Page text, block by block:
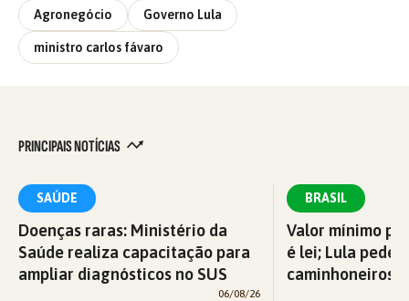
Agronegócio Governo Lula
ministro carlos fávaro
PRINCIPAIS NOTÍCIAS
SAÚDE
Doenças raras: Ministério da
Saúde realiza capacitação para
ampliar diagnósticos no SUS
06/08/26
BRASIL
Valor mínimo
é lei; Lula pede
caminhoneiros